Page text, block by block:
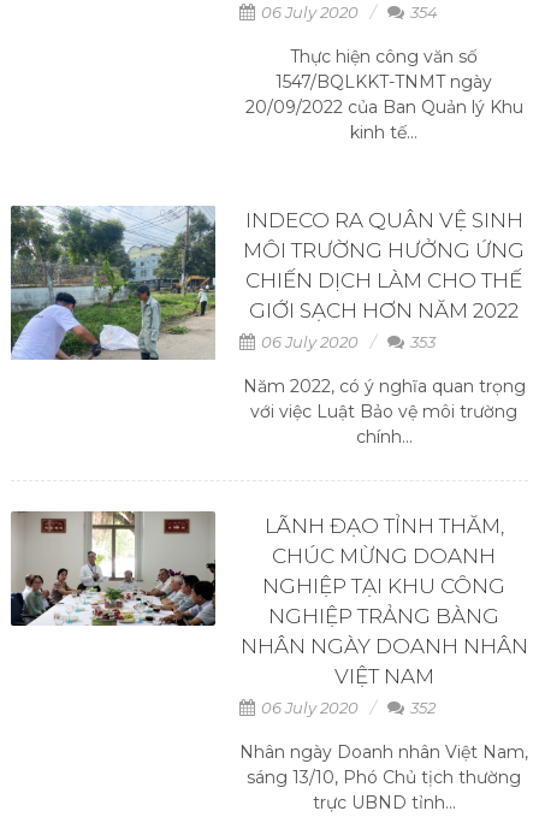
06 July 2020 354
Thực hiện công văn số
1547/BQLKKT-TNMT ngày
20/09/2022 của Ban Quản lý Khu
kinh tế...
INDECO RA QUÂN VỆ SINH
MÔI TRƯỜNG HƯỞNG ỨNG
CHIẾN DỊCH LÀM CHO THẾ
GIỚI SẠCH HƠN NĂM 2022
06 July 2020 353
Năm 2022, có ý nghĩa quan trọng
với việc Luật Bảo vệ môi trường
chính...
LÃNH ĐẠO TỈNH THĂM,
CHÚC MỪNG DOANH
NGHIỆP TẠI KHU CÔNG
NGHIỆP TRẢNG BÀNG
NHÂN NGÀY DOANH NHÂN
VIỆT NAM
06 July 2020 352
Nhân ngày Doanh nhân Việt Nam,
sáng 13/10, Phó Chủ tịch thường
trực UBND tỉnh...